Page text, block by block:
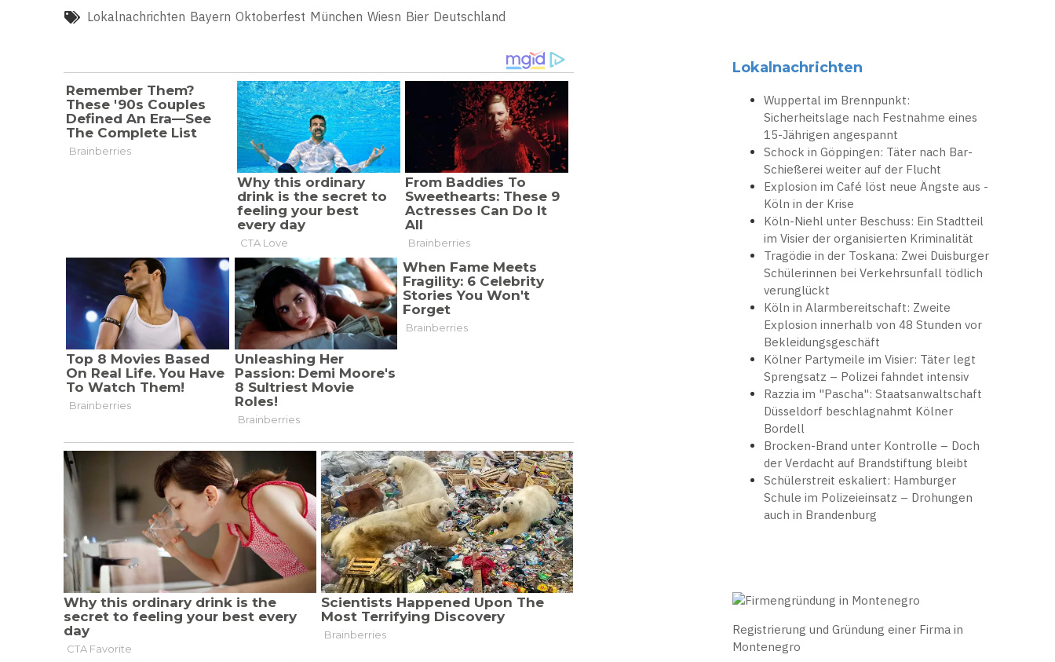
Lokalnachrichten Bayern Oktoberfest München Wiesn Bier Deutschland
Lokalnachrichten
Wuppertal im Brennpunkt:
Sicherheitslage nach Festnahme eines
15-Jährigen angespannt
Schock in Göppingen: Täter nach Bar-
Schießerei weiter auf der Flucht
Explosion im Café löst neue Ängste aus -
Köln in der Krise
Köln-Niehl unter Beschuss: Ein Stadtteil
im Visier der organisierten Kriminalität
Tragödie in der Toskana: Zwei Duisburger
Schülerinnen bei Verkehrsunfall tödlich
verunglückt
Köln in Alarmbereitschaft: Zweite
Explosion innerhalb von 48 Stunden vor
Bekleidungsgeschäft
Kölner Partymeile im Visier: Täter legt
Sprengsatz – Polizei fahndet intensiv
Razzia im "Pascha": Staatsanwaltschaft
Düsseldorf beschlagnahmt Kölner
Bordell
Brocken-Brand unter Kontrolle – Doch
der Verdacht auf Brandstiftung bleibt
Schülerstreit eskaliert: Hamburger
Schule im Polizeieinsatz – Drohungen
auch in Brandenburg
Registrierung und Gründung einer Firma in
Montenegro